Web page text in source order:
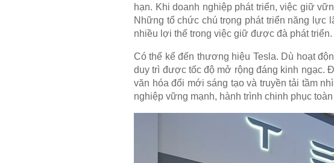
hạn. Khi doanh nghiệp phát triển, việc giữ
Những tổ chức chú trọng phát triển năng lực
nhiều lợi thế trong việc giữ được đà phát triển.
Có thể kể đến thương hiệu Tesla. Dù hoạt
duy trì được tốc độ mở rộng đáng kinh ngạc.
văn hóa đổi mới sáng tạo và truyền tải tầm
nghiệp vững mạnh, hành trình chinh phục